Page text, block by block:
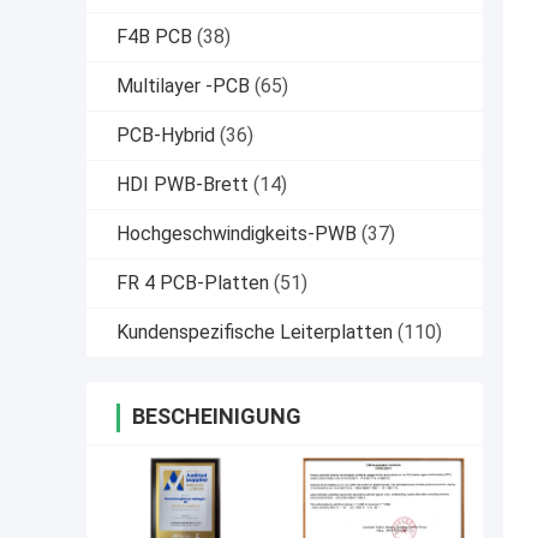
F4B PCB (38)
Multilayer -PCB (65)
PCB-Hybrid (36)
HDI PWB-Brett (14)
Hochgeschwindigkeits-PWB (37)
FR 4 PCB-Platten (51)
Kundenspezifische Leiterplatten (110)
BESCHEINIGUNG